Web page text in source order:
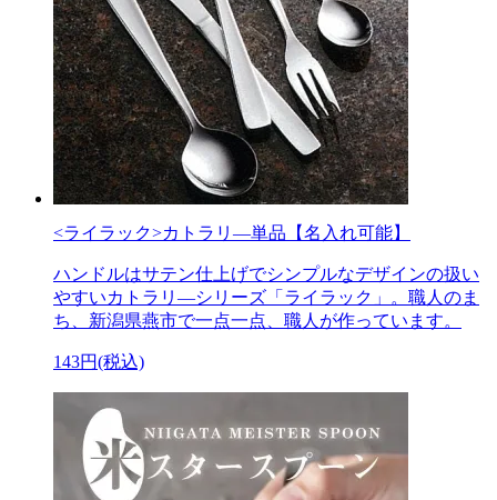
<ライラック>カトラリ―単品【名入れ可能】
ハンドルはサテン仕上げでシンプルなデザインの扱い
やすいカトラリ―シリーズ「ライラック」。職人のま
ち、新潟県燕市で一点一点、職人が作っています。
143円(税込)